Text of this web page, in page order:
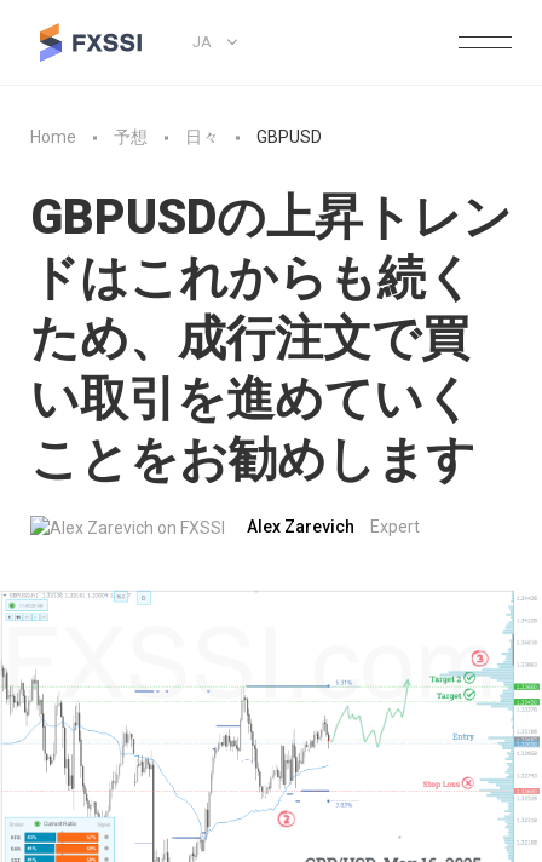
JA
Home 予想 日々 GBPUSD
GBPUSDの上昇トレン
ドはこれからも続く
ため、成行注文で買
い取引を進めていく
ことをお勧めします
Alex Zarevich Expert